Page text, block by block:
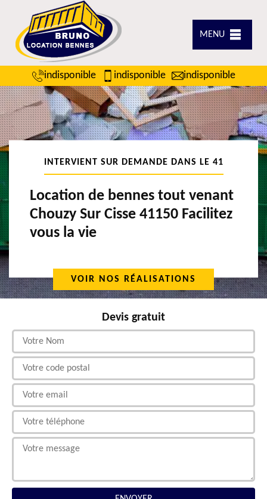
MENU
indisponible indisponible indisponible
INTERVIENT SUR DEMANDE DANS LE 41
Location de bennes tout venant
Chouzy Sur Cisse 41150 Facilitez
vous la vie
VOIR NOS RÉALISATIONS
Devis gratuit